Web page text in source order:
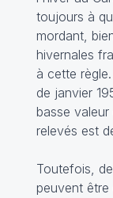
toujours à
mordant,
hivernales
à cette
de janvier
basse
relevés est
Toutefois,
peuvent être